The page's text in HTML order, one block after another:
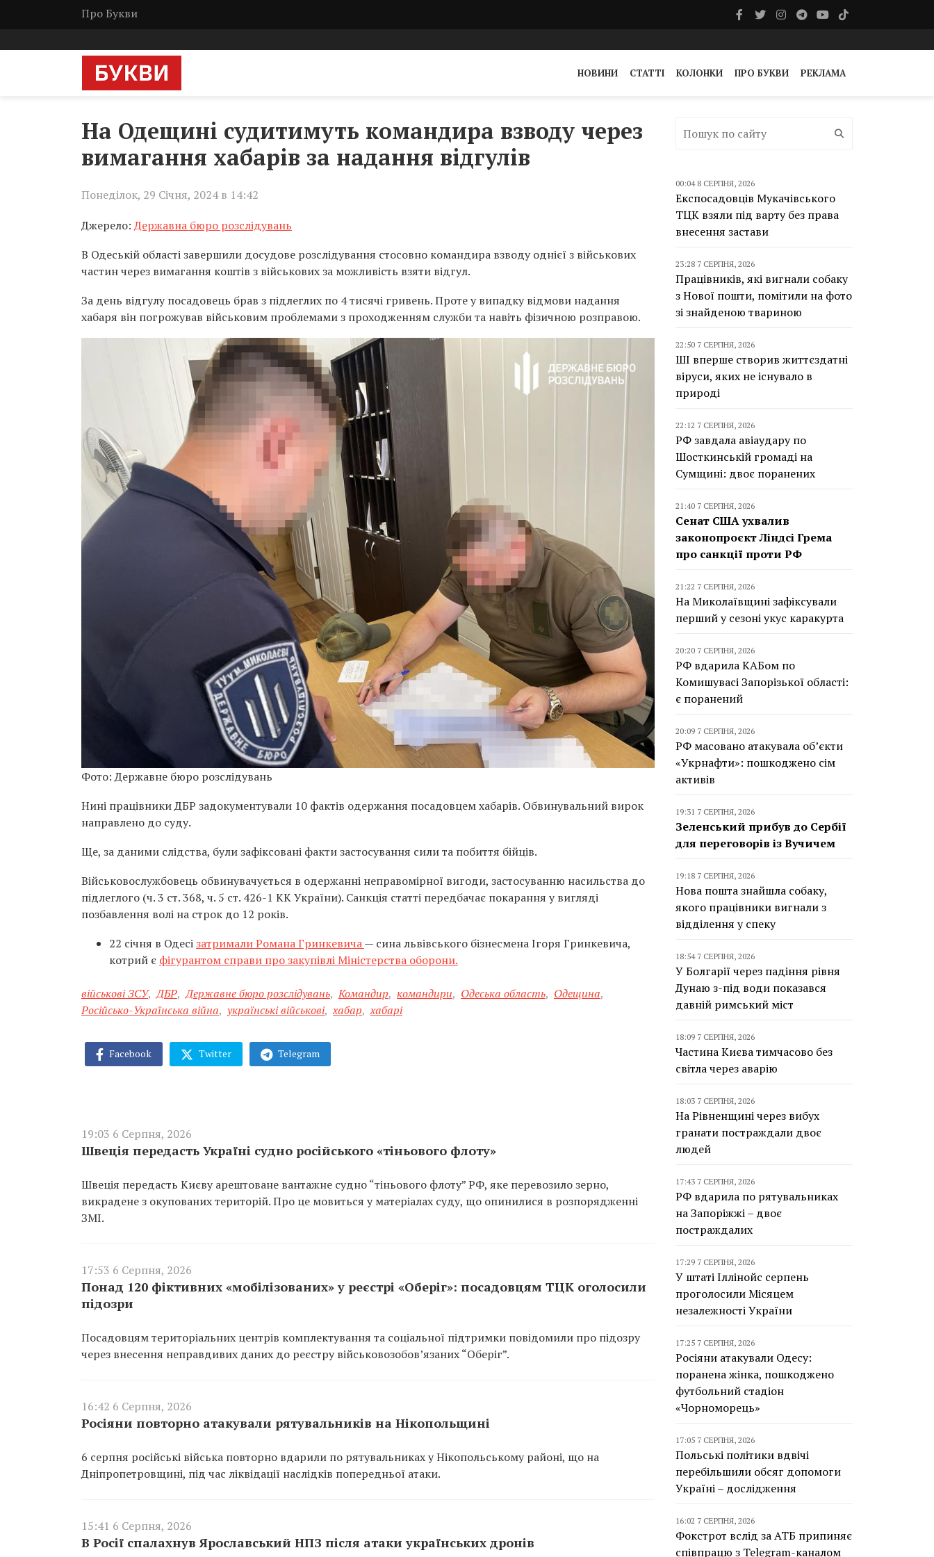
Про Букви
НОВИНИ СТАТТІ КОЛОНКИ ПРО БУКВИ РЕКЛАМА
На Одещині судитимуть командира взводу через
вимагання хабарів за надання відгулів
Понеділок, 29 Січня, 2024 в 14:42
Джерело:Державна бюро розслідувань
В Одеській області завершили досудове розслідування стосовно командира взводу однієї з військових
частин через вимагання коштів з військових за можливість взяти відгул.
За день відгулу посадовець брав з підлеглих по 4 тисячі гривень. Проте у випадку відмови надання
хабаря він погрожував військовим проблемами з проходженням служби та навіть фізичною розправою.
Фото: Державне бюро розслідувань
Нині працівники ДБР задокументували 10 фактів одержання посадовцем хабарів. Обвинувальний вирок
направлено до суду.
Ще, за даними слідства, були зафіксовані факти застосування сили та побиття бійців.
Військовослужбовець обвинувачується в одержанні неправомірної вигоди, застосуванню насильства до
підлеглого (ч. 3 ст. 368, ч. 5 ст. 426-1 КК України). Санкція статті передбачає покарання у вигляді
позбавлення волі на строк до 12 років.
22 січня в Одесізатримали Романа Гринкевича— сина львівського бізнесмена Ігоря Гринкевича,
котрий є фігурантом справи про закупівлі Міністерства оборони.
військові ЗСУ, ДБР, Державне бюро розслідувань, Командир, командири, Одеська область, Одещина,
Російсько-Українська війна, українські військові, хабар, хабарі
Facebook Twitter Telegram
19:03 6 Серпня, 2026
Швеція передасть Україні судно російського «тіньового флоту»
Швеція передасть Києву арештоване вантажне судно “тіньового флоту” РФ, яке перевозило зерно,
викрадене з окупованих територій. Про це мовиться у матеріалах суду, що опинилися в розпорядженні
ЗМІ.
17:53 6 Серпня, 2026
Понад 120 фіктивних «мобілізованих» у реєстрі «Оберіг»: посадовцям ТЦК оголосили
підозри
Посадовцям територіальних центрів комплектування та соціальної підтримки повідомили про підозру
через внесення неправдивих даних до реєстру військовозобов’язаних “Оберіг”.
16:42 6 Серпня, 2026
Росіяни повторно атакували рятувальників на Нікопольщині
6 серпня російські війська повторно вдарили по рятувальниках у Нікопольському районі, що на
Дніпропетровщині, під час ліквідації наслідків попередньої атаки.
15:41 6 Серпня, 2026
В Росії спалахнув Ярославський НПЗ після атаки українських дронів
00:04 8 СЕРПНЯ, 2026
Експосадовців Мукачівського
ТЦК взяли під варту без права
внесення застави
23:28 7 СЕРПНЯ, 2026
Працівників, які вигнали собаку
з Нової пошти, помітили на фото
зі знайденою твариною
22:50 7 СЕРПНЯ, 2026
ШІ вперше створив життєздатні
віруси, яких не існувало в
природі
22:12 7 СЕРПНЯ, 2026
РФ завдала авіаудару по
Шосткинській громаді на
Сумщині: двоє поранених
21:40 7 СЕРПНЯ, 2026
Сенат США ухвалив
законопроєкт Ліндсі Грема
про санкції проти РФ
21:22 7 СЕРПНЯ, 2026
На Миколаївщині зафіксували
перший у сезоні укус каракурта
20:20 7 СЕРПНЯ, 2026
РФ вдарила КАБом по
Комишувасі Запорізької області:
є поранений
20:09 7 СЕРПНЯ, 2026
РФ масовано атакувала об’єкти
«Укрнафти»: пошкоджено сім
активів
19:31 7 СЕРПНЯ, 2026
Зеленський прибув до Сербії
для переговорів із Вучичем
19:18 7 СЕРПНЯ, 2026
Нова пошта знайшла собаку,
якого працівники вигнали з
відділення у спеку
18:54 7 СЕРПНЯ, 2026
У Болгарії через падіння рівня
Дунаю з-під води показався
давній римський міст
18:09 7 СЕРПНЯ, 2026
Частина Києва тимчасово без
світла через аварію
18:03 7 СЕРПНЯ, 2026
На Рівненщині через вибух
гранати постраждали двоє
людей
17:43 7 СЕРПНЯ, 2026
РФ вдарила по рятувальниках
на Запоріжжі – двоє
постраждалих
17:29 7 СЕРПНЯ, 2026
У штаті Іллінойс серпень
проголосили Місяцем
незалежності України
17:25 7 СЕРПНЯ, 2026
Росіяни атакували Одесу:
поранена жінка, пошкоджено
футбольний стадіон
«Чорноморець»
17:05 7 СЕРПНЯ, 2026
Польські політики вдвічі
перебільшили обсяг допомоги
Україні – дослідження
16:02 7 СЕРПНЯ, 2026
Фокстрот вслід за АТБ припиняє
співпрацю з Telegram-каналом